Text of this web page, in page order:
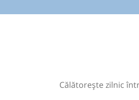
Călătorește zilnic